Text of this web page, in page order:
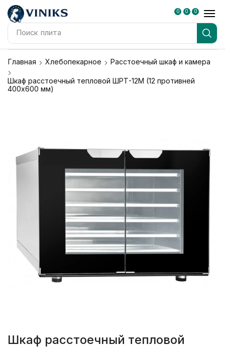
Поиск плита
0 0 0
Главная Хлебопекарное Расстоечный шкаф и камера
Шкаф расстоечный тепловой ШРТ-12М (12 противней
400х600 мм)
Шкаф расстоечный тепловой